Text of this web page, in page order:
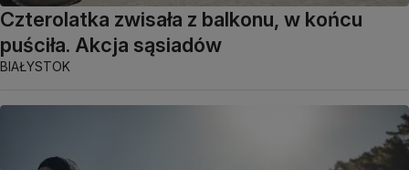
Czterolatka zwisała z balkonu, w końcu
puściła. Akcja sąsiadów
BIAŁYSTOK